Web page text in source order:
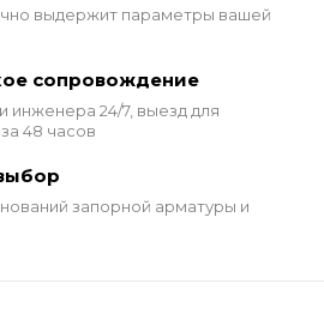
выдержит параметры вашей
сопровождение
инженера 24/7, выезд для
48 часов
запорной арматуры и